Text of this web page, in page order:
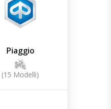
Piaggio
(15 Modelli)